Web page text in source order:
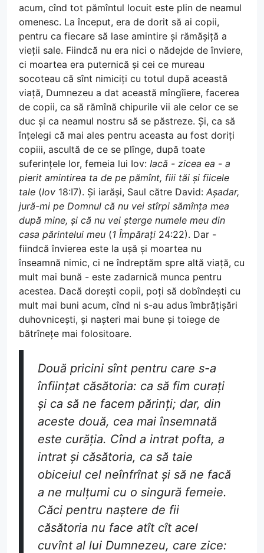
acum, cînd tot pămîntul locuit este plin de neamul
omenesc. La început, era de dorit să ai copii,
pentru ca fiecare să lase amintire și rămășiță a
vieții sale. Fiindcă nu era nici o nădejde de înviere,
ci moartea era puternică și cei ce mureau
socoteau că sînt nimiciți cu totul după această
viață, Dumnezeu a dat această mîngîiere, facerea
de copii, ca să rămînă chipurile vii ale celor ce se
duc și ca neamul nostru să se păstreze. Și, ca să
înțelegi că mai ales pentru aceasta au fost doriți
copiii, ascultă de ce se plînge, după toate
suferințele lor, femeia lui Iov: Iacă - zicea ea - a
pierit amintirea ta de pe pămînt, fiii tăi și fiicele
tale (Iov 18:I7). Și iarăși, Saul către David: Așadar,
jură-mi pe Domnul că nu vei stîrpi sămînța mea
după mine, și că nu vei șterge numele meu din
casa părintelui meu (1 Împărați 24:22). Dar -
fiindcă învierea este la ușă și moartea nu
înseamnă nimic, ci ne îndreptăm spre altă viață, cu
mult mai bună - este zadarnică munca pentru
acestea. Dacă dorești copii, poți să dobîndești cu
mult mai buni acum, cînd ni s-au adus îmbrățișări
duhovnicești, și nașteri mai bune și toiege de
bătrînețe mai folositoare.
Două pricini sînt pentru care s-a
înființat căsătoria: ca să fim curați
și ca să ne facem părinți; dar, din
aceste două, cea mai însemnată
este curăția. Cînd a intrat pofta, a
intrat și căsătoria, ca să taie
obiceiul cel neînfrînat și să ne facă
a ne mulțumi cu o singură femeie.
Căci pentru naștere de fii
căsătoria nu face atît cît acel
cuvînt al lui Dumnezeu, care zice: